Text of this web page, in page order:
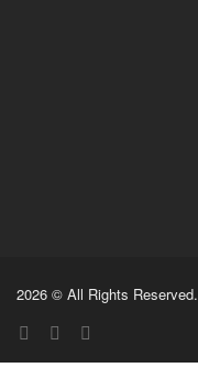
2026 © All Rights Reserved.